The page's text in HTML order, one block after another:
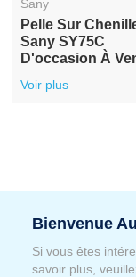
Sany
Pelle Sur
Sany SY75C
D'occasion À
Voir plus
Bienvenue
Si vous êtes
savoir plus,